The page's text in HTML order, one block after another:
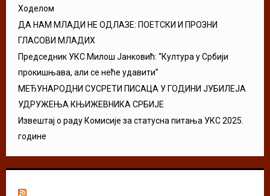
Ходелом
ДА НАМ МЛАДИ НЕ ОДЛАЗЕ: ПОЕТСКИ И ПРОЗНИ
ГЛАСОВИ МЛАДИХ
Председник УКС Милош Јанковић: “Култура у Србији
прокишњава, али се неће удавити”
МЕЂУНАРОДНИ СУСРЕТИ ПИСАЦА У ГОДИНИ ЈУБИЛЕЈА
УДРУЖЕЊА КЊИЖЕВНИКА СРБИЈЕ
Извештај о раду Комисије за статусна питања УКС 2025.
године